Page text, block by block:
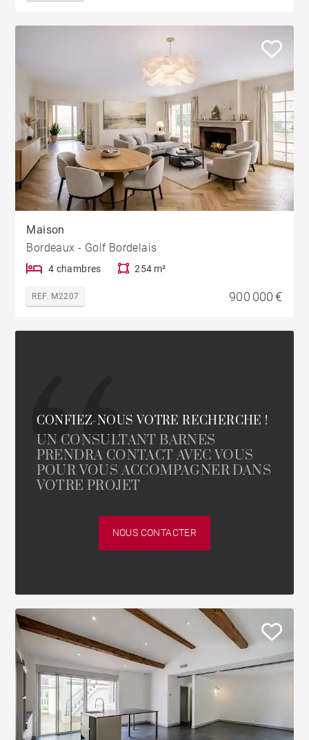
Maison
Bordeaux - Golf Bordelais
4 chambres 254 m²
REF. M2207 900 000 €
CONFIEZ-NOUS VOTRE RECHERCHE !
UN CONSULTANT BARNES
PRENDRA CONTACT AVEC VOUS
POUR VOUS ACCOMPAGNER DANS
VOTRE PROJET
NOUS CONTACTER